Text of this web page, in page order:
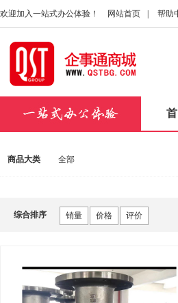
欢迎加入一站式办公体验！ 网站首页 帮助
商品大类 全部
综合排序 销量 价格 评价